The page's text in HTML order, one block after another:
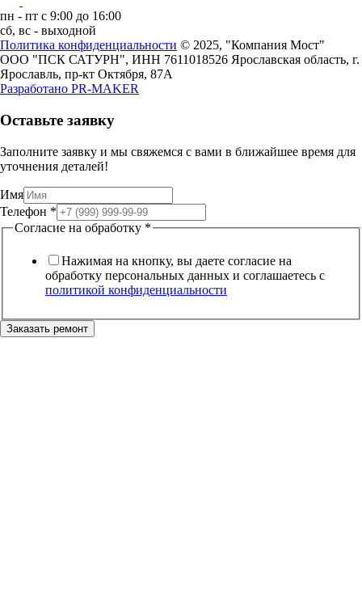
пн - пт с 9:00 до 16:00
сб, вс - выходной
Политика конфиденциальности © 2025, "Компания Мост"
ООО "ПСК САТУРН", ИНН 7611018526 Ярославская область, г.
Ярославль, пр-кт Октября, 87А
Разработано PR-MAKER
Оставьте заявку
Заполните заявку и мы свяжемся с вами в ближайшее время для
уточнения деталей!
Имя
Телефон
на
Телефон *
Согласие на обработку *
Нажимая на кнопку, вы даете согласие на
обработку персональных данных и соглашаетесь c
политикой конфиденциальности
Заказать ремонт